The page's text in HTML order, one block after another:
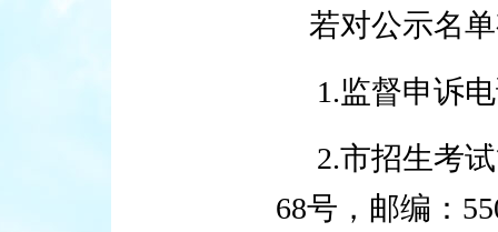
若对公示名
1.监督申诉
2.市招生考
68号，邮编：